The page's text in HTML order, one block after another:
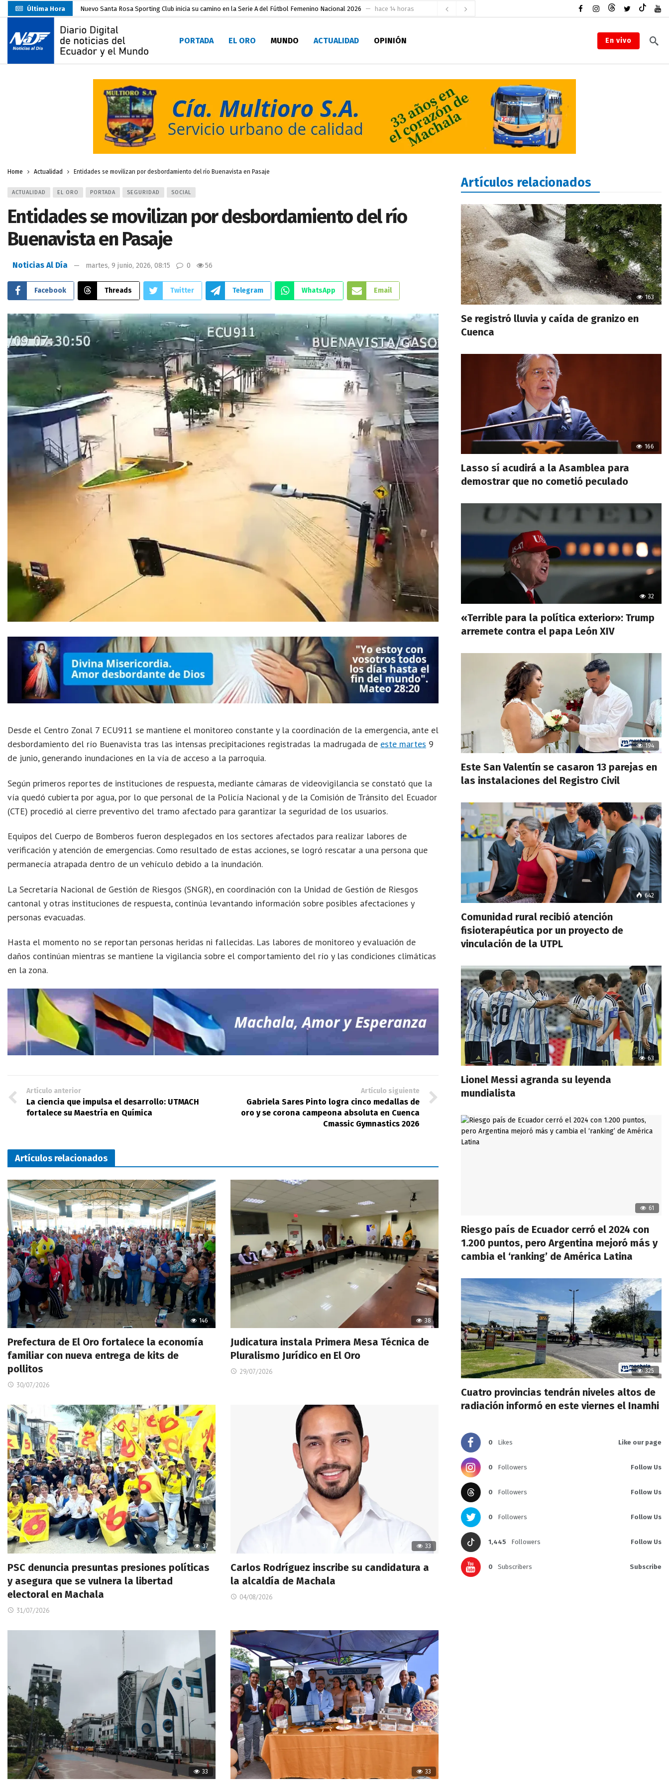
Última Hora UTMACH fortalece la formación especializada con su Maestría en Producción Animal hace 16 horas
Unidad Popular confirma acuerdo político con RC, socialismo y Lista 70 en Pichincha y varias provincias
Delegación de El Oro fiscaliza propaganda electoral hace 21 horas
Gobierno Estudiantil Ugartino 2026-2027, fue posesionado
Carlos Rodríguez presentó documentación certificada para su inscripción a la alcaldía de Machala
Colombia reanuda venta de energía hace 2 días
Carlos Rodríguez inscribe su candidatura a la alcaldía de Machala hace 3 días
Más de 3.800 escuelas estarían en riesgo por El Niño hace 2 horas
PORTADA EL ORO MUNDO ACTUALIDAD OPINIÓN En vivo
Home Actualidad Entidades se movilizan por desbordamiento del río Buenavista en Pasaje
ACTUALIDAD EL ORO PORTADA SEGURIDAD SOCIAL
Entidades se movilizan por desbordamiento del río
Buenavista en Pasaje
Noticias Al Día martes, 9 junio, 2026, 08:15 0 56
Facebook Threads Twitter Telegram WhatsApp Email
Desde el Centro Zonal 7 ECU911 se mantiene el monitoreo constante y la coordinación de la emergencia, ante el
desbordamiento del río Buenavista tras las intensas precipitaciones registradas la madrugada de este martes 9
de junio, generando inundaciones en la vía de acceso a la parroquia.
Según primeros reportes de instituciones de respuesta, mediante cámaras de videovigilancia se constató que la
vía quedó cubierta por agua, por lo que personal de la Policía Nacional y de la Comisión de Tránsito del Ecuador
(CTE) procedió al cierre preventivo del tramo afectado para garantizar la seguridad de los usuarios.
Equipos del Cuerpo de Bomberos fueron desplegados en los sectores afectados para realizar labores de
verificación y atención de emergencias. Como resultado de estas acciones, se logró rescatar a una persona que
permanecía atrapada dentro de un vehículo debido a la inundación.
La Secretaría Nacional de Gestión de Riesgos (SNGR), en coordinación con la Unidad de Gestión de Riesgos
cantonal y otras instituciones de respuesta, continúa levantando información sobre posibles afectaciones y
personas evacuadas.
Hasta el momento no se reportan personas heridas ni fallecidas. Las labores de monitoreo y evaluación de
daños continúan mientras se mantiene la vigilancia sobre el comportamiento del río y las condiciones climáticas
en la zona.
Artículo anterior
La ciencia que impulsa el desarrollo: UTMACH
fortalece su Maestría en Química
Artículo siguiente
Gabriela Sares Pinto logra cinco medallas de
oro y se corona campeona absoluta en Cuenca
Cmassic Gymnastics 2026
Artículos relacionados
146
Prefectura de El Oro fortalece la economía
familiar con nueva entrega de kits de
pollitos
30/07/2026
38
Judicatura instala Primera Mesa Técnica de
Pluralismo Jurídico en El Oro
29/07/2026
37
PSC denuncia presuntas presiones políticas
y asegura que se vulnera la libertad
electoral en Machala
31/07/2026
33
Carlos Rodríguez inscribe su candidatura a
la alcaldía de Machala
04/08/2026
33 33
Artículos relacionados
163
Se registró lluvia y caída de granizo en
Cuenca
166
Lasso sí acudirá a la Asamblea para
demostrar que no cometió peculado
32
«Terrible para la política exterior»: Trump
arremete contra el papa León XIV
194
Este San Valentín se casaron 13 parejas en
las instalaciones del Registro Civil
642
Comunidad rural recibió atención
fisioterapéutica por un proyecto de
vinculación de la UTPL
63
Lionel Messi agranda su leyenda
mundialista
61
Riesgo país de Ecuador cerró el 2024 con
1.200 puntos, pero Argentina mejoró más y
cambia el ‘ranking’ de América Latina
325
Cuatro provincias tendrán niveles altos de
radiación informó en este viernes el Inamhi
0 Likes Like our page
0 Followers Follow Us
0 Followers Follow Us
0 Followers Follow Us
1,445 Followers Follow Us
0 Subscribers Subscribe